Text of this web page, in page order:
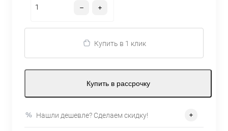
Купить в 1 клик
Купить в рассрочку
Нашли дешевле? Сделаем скидку!